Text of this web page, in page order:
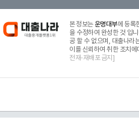
본 정보는 운명대부에 등록
을 수정하여 완성한 것 입
공 할 수 없으며, 대출나라
이를 신뢰하여 취한 조치
전재-재배포 금지]